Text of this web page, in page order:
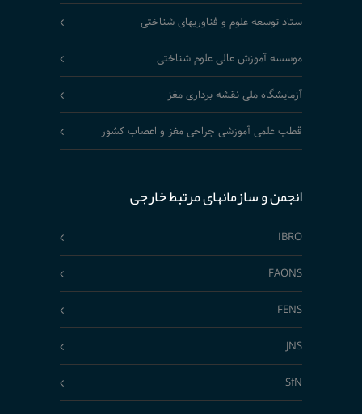
ستاد توسعه علوم و فناوریهای شناختی
موسسه آموزش عالی علوم شناختی
آزمایشگاه ملی نقشه برداری مغز
قطب علمی آموزشی جراحی مغز و اعصاب کشور
انجمن و سازمانهای مرتبط خارجی
IBRO
FAONS
FENS
JNS
SfN